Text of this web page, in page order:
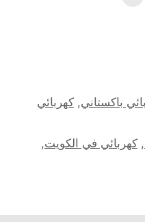
باكستاني,كهربائي
,كهربائي في الكويت,